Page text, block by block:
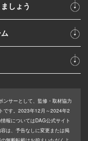
しょう
ンサーとして、監修・取材協力
です。2023年12月～2024年2
報についてはDAG公式サイト
は、予告なしに変更または掲